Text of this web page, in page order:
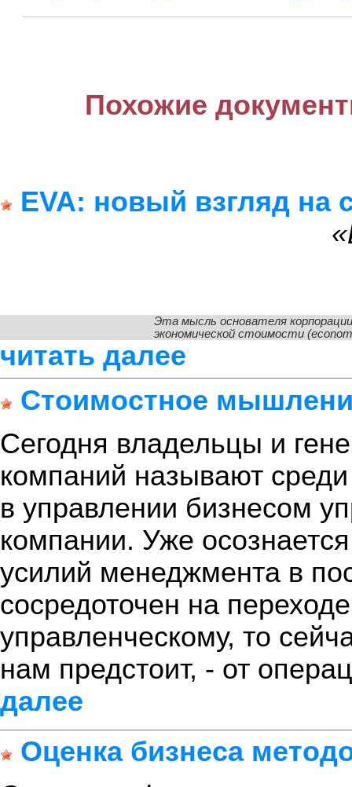
Похожие
EVA: новый взгляд на
Эта мысль основателя
экономической стоимости
читать далее
Стоимостное
Сегодня владельцы и
компаний называют
в управлении бизнесом
компании. Уже
усилий менеджмента в
сосредоточен на
управленческому, то
нам предстоит, - от
далее
Оценка бизнеса